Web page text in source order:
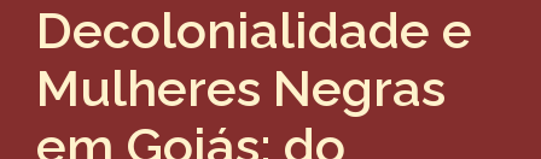
Decolonialidade e
Mulheres Negras
em Goiás: do